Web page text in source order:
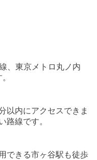
、東京メトロ丸ノ内
以内にアクセスできま
路線です。
できる市ヶ谷駅も徒歩